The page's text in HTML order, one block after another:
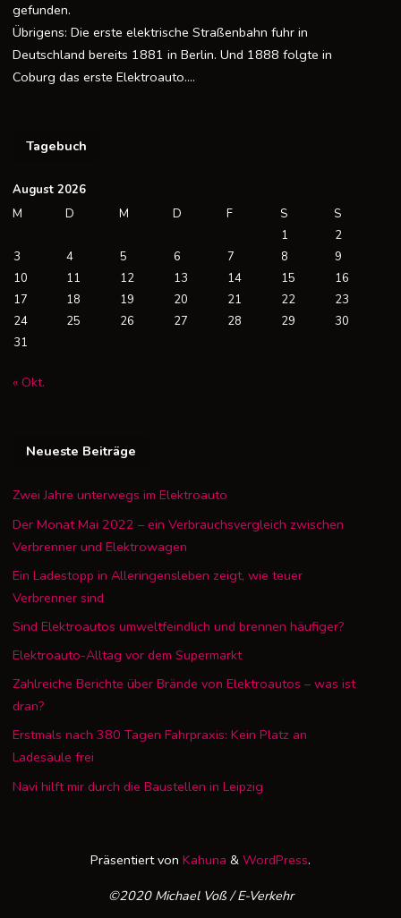
gefunden.
Übrigens: Die erste elektrische Straßenbahn fuhr in
Deutschland bereits 1881 in Berlin. Und 1888 folgte in
Coburg das erste Elektroauto….
Tagebuch
August 2026
M
D M D F S
S
1
2
3
4 5 6 7 8
9
10
11 12 13 14 15
16
17
18 19 20 21 22
23
24
25 26 27 28 29
30
31
« Okt.
Neueste Beiträge
Zwei Jahre unterwegs im Elektroauto
Der Monat Mai 2022 – ein Verbrauchsvergleich zwischen
Verbrenner und Elektrowagen
Ein Ladestopp in Alleringensleben zeigt, wie teuer
Verbrenner sind
Sind Elektroautos umweltfeindlich und brennen häufiger?
Elektroauto-Alltag vor dem Supermarkt
Zahlreiche Berichte über Brände von Elektroautos – was ist
dran?
Erstmals nach 380 Tagen Fahrpraxis: Kein Platz an
Ladesäule frei
Navi hilft mir durch die Baustellen in Leipzig
Präsentiert von Kahuna & WordPress.
©2020 Michael Voß / E-Verkehr